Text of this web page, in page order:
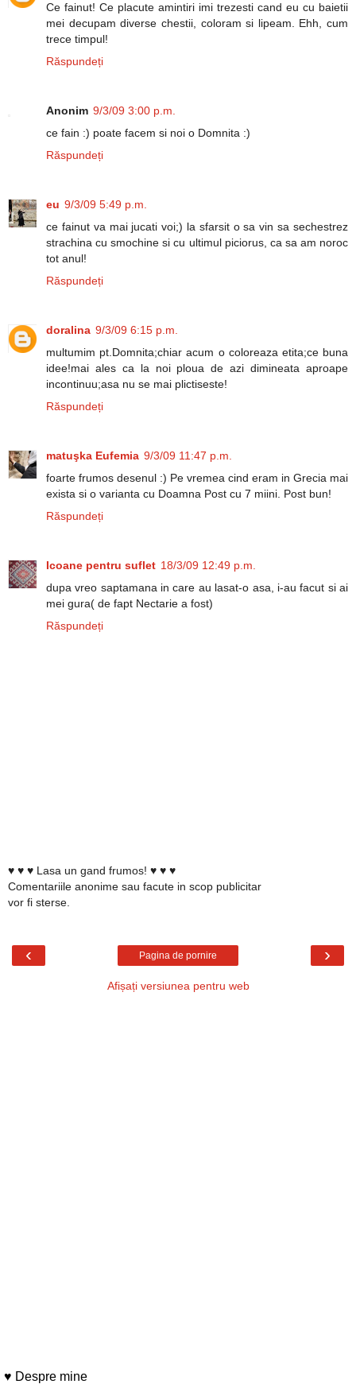
Ce fainut! Ce placute amintiri imi trezesti cand eu cu baietii
mei decupam diverse chestii, coloram si lipeam. Ehh, cum
trece timpul!
Răspundeți
Anonim 9/3/09 3:00 p.m.
ce fain :) poate facem si noi o Domnita :)
Răspundeți
eu 9/3/09 5:49 p.m.
ce fainut va mai jucati voi;) la sfarsit o sa vin sa sechestrez
strachina cu smochine si cu ultimul piciorus, ca sa am noroc
tot anul!
Răspundeți
doralina 9/3/09 6:15 p.m.
multumim pt.Domnita;chiar acum o coloreaza etita;ce buna
idee!mai ales ca la noi ploua de azi dimineata aproape
incontinuu;asa nu se mai plictiseste!
Răspundeți
matuşka Eufemia 9/3/09 11:47 p.m.
foarte frumos desenul :) Pe vremea cind eram in Grecia mai
exista si o varianta cu Doamna Post cu 7 miini. Post bun!
Răspundeți
Icoane pentru suflet 18/3/09 12:49 p.m.
dupa vreo saptamana in care au lasat-o asa, i-au facut si ai
mei gura( de fapt Nectarie a fost)
Răspundeți
♥ ♥ ♥ Lasa un gand frumos! ♥ ♥ ♥
Comentariile anonime sau facute in scop publicitar
vor fi sterse.
‹ ›
Pagina de pornire
Afișați versiunea pentru web
♥ Despre mine